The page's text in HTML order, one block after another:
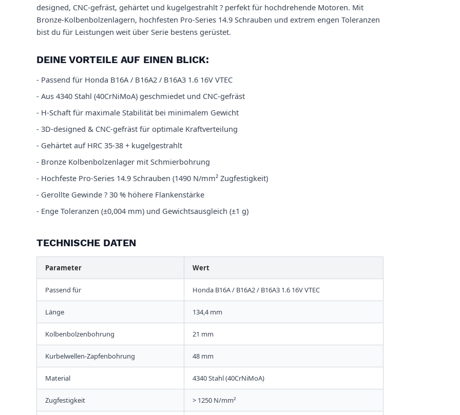
designed, CNC-gefräst, gehärtet und kugelgestrahlt ? perfekt für hochdrehende Motoren. Mit
Bronze-Kolbenbolzenlagern, hochfesten Pro-Series 14.9 Schrauben und extrem engen Toleranzen
bist du für Leistungen weit über Serie bestens gerüstet.
DEINE VORTEILE AUF EINEN BLICK:
- Passend für Honda B16A / B16A2 / B16A3 1.6 16V VTEC
- Aus 4340 Stahl (40CrNiMoA) geschmiedet und CNC-gefräst
- H-Schaft für maximale Stabilität bei minimalem Gewicht
- 3D-designed & CNC-gefräst für optimale Kraftverteilung
- Gehärtet auf HRC 35-38 + kugelgestrahlt
- Bronze Kolbenbolzenlager mit Schmierbohrung
- Hochfeste Pro-Series 14.9 Schrauben (1490 N/mm² Zugfestigkeit)
- Gerollte Gewinde ? 30 % höhere Flankenstärke
- Enge Toleranzen (±0,004 mm) und Gewichtsausgleich (±1 g)
TECHNISCHE DATEN
Parameter Wert
Passend für Honda B16A / B16A2 / B16A3 1.6 16V VTEC
Länge 134,4 mm
Kolbenbolzenbohrung 21 mm
Kurbelwellen-Zapfenbohrung 48 mm
Material 4340 Stahl (40CrNiMoA)
Zugfestigkeit > 1250 N/mm²